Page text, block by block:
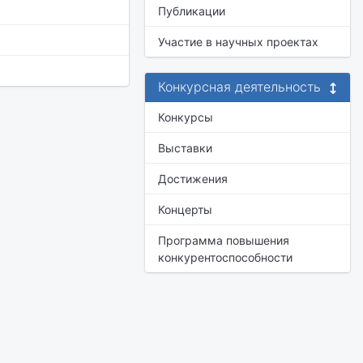
Публикации
Участие в научных проектах
Конкурсная деятельность
Конкурсы
Выставки
Достижения
Концерты
Программа повышения
конкурентоспособности